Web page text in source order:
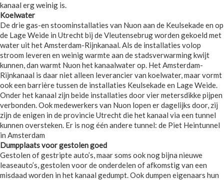
kanaal erg weinig is.
Koelwater
De drie gas-en stoominstallaties van Nuon aan de Keulsekade en op
de Lage Weide in Utrecht bij de Vleutensebrug worden gekoeld met
water uit het Amsterdam-Rijnkanaal. Als de installaties volop
stroom leveren en weinig warmte aan de stadsverwarming kwijt
kunnen, dan warmt Nuon het kanaalwater op. Het Amsterdam-
Rijnkanaal is daar niet alleen leverancier van koelwater, maar vormt
ook een barrière tussen de installaties Keulsekade en Lage Weide.
Onder het kanaal zijn beide installaties door vier metersdikke pijpen
verbonden. Ook medewerkers van Nuon lopen er dagelijks door, zij
zijn de enigen in de provincie Utrecht die het kanaal via een tunnel
kunnen oversteken. Er is nog één andere tunnel: de Piet Heintunnel
in Amsterdam
Dumpplaats voor gestolen goed
Gestolen of gestripte auto’s, maar soms ook nog bijna nieuwe
leaseauto’s, gestolen voor de onderdelen of afkomstig van een
misdaad worden in het kanaal gedumpt. Ook dumpen eigenaars hun